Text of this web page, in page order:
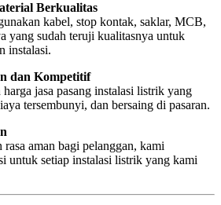
Berkualitas
kabel, stop kontak, saklar, MCB,
yang sudah teruji kualitasnya untuk
instalasi.
dan Kompetitif
jasa pasang instalasi listrik yang
tersembunyi, dan bersaing di pasaran.
aman bagi pelanggan, kami
untuk setiap instalasi listrik yang kami